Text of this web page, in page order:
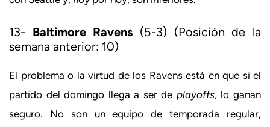
13- Baltimore Ravens (5-3) (Posición de la
semana anterior: 10)
El problema o la virtud de los Ravens está en que si el
partido del domingo llega a ser de playoffs, lo ganan
seguro. No son un equipo de temporada regular,